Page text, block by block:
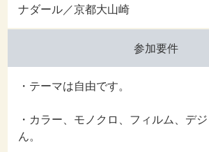
ナダール／京都大山崎
参加要件
・テーマは自由です。
・カラー、モノクロ、フィルム、デ
ん。